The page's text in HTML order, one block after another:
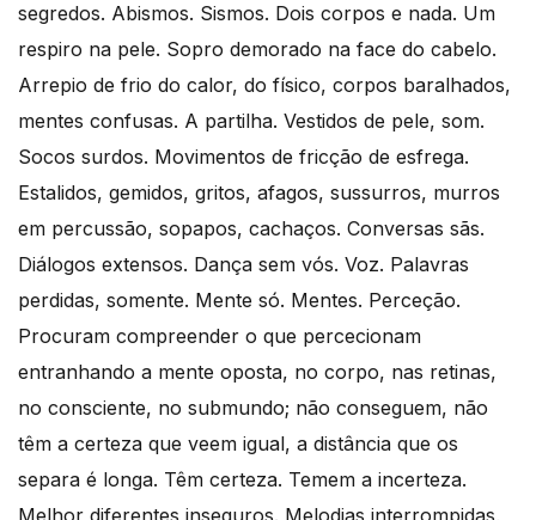
segredos. Abismos. Sismos. Dois corpos e nada. Um
respiro na pele. Sopro demorado na face do cabelo.
Arrepio de frio do calor, do físico, corpos baralhados,
mentes confusas. A partilha. Vestidos de pele, som.
Socos surdos. Movimentos de fricção de esfrega.
Estalidos, gemidos, gritos, afagos, sussurros, murros
em percussão, sopapos, cachaços. Conversas sãs.
Diálogos extensos. Dança sem vós. Voz. Palavras
perdidas, somente. Mente só. Mentes. Perceção.
Procuram compreender o que percecionam
entranhando a mente oposta, no corpo, nas retinas,
no consciente, no submundo; não conseguem, não
têm a certeza que veem igual, a distância que os
separa é longa. Têm certeza. Temem a incerteza.